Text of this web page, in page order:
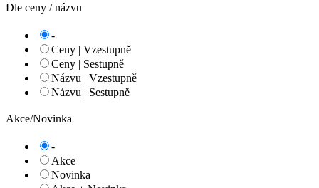
Dle ceny / názvu
-
Ceny | Vzestupně
Ceny | Sestupně
Názvu | Vzestupně
Názvu | Sestupně
Akce/Novinka
-
Akce
Novinka